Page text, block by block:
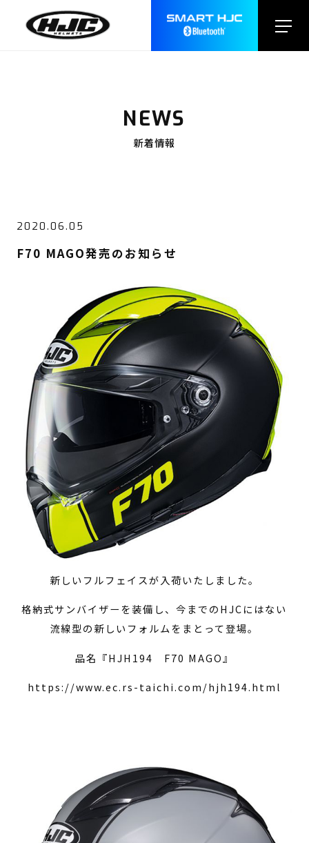
NEWS
新着情報
2020.06.05
F70 MAGO発売のお知らせ
新しいフルフェイスが入荷いたしました。
格納式サンバイザーを装備し、今までのHJCにはない
流線型の新しいフォルムをまとって登場。
品名『HJH194 F70 MAGO』
https://www.ec.rs-taichi.com/hjh194.html